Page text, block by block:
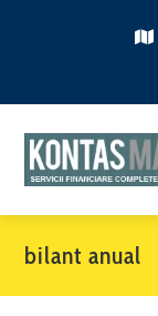
bilant anual